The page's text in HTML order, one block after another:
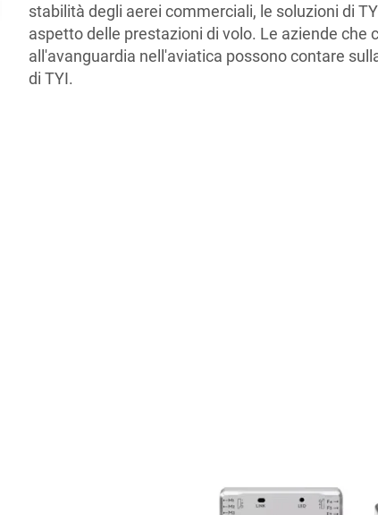
stabilità degli aerei commerciali, le soluzioni di
aspetto delle prestazioni di volo. Le aziende che
all'avanguardia nell'aviatica possono contare
di TYI.